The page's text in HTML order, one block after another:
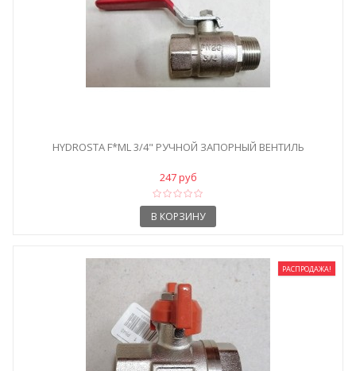
HYDROSTA F*ML 3/4" РУЧНОЙ ЗАПОРНЫЙ ВЕНТИЛЬ
247 руб
В КОРЗИНУ
РАСПРОДАЖА!